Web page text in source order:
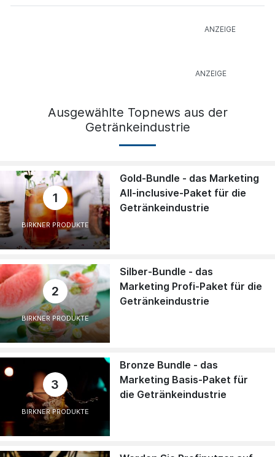
Ausgewählte Topnews aus der
Getränkeindustrie
1
BIRKNER PRODUKTE
Gold-Bundle - das Marketing
All-inclusive-Paket für die
Getränkeindustrie
2
BIRKNER PRODUKTE
Silber-Bundle - das
Marketing Profi-Paket für die
Getränkeindustrie
3
BIRKNER PRODUKTE
Bronze Bundle - das
Marketing Basis-Paket für
die Getränkeindustrie